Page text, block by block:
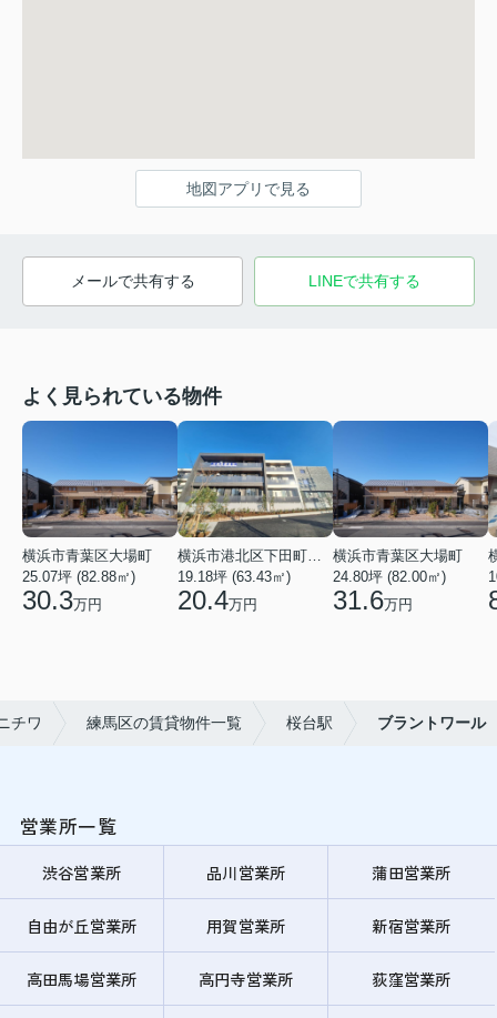
地図アプリで見る
メールで共有する LINEで共有する
よく見られている物件
横浜市青葉区大場町
25.07坪 (82.88㎡)
30.3万円
19.18坪 (63.43㎡)
20.4万円
横浜市青葉区大場町
24.80坪 (82.00㎡)
31.6万円
チワ 練馬区の賃貸物件一覧 桜台駅 ブラントワール
営業所一覧
渋谷営業所 品川営業所 蒲田営業所
自由が丘営業所 用賀営業所 新宿営業所
高田馬場営業所 高円寺営業所 荻窪営業所